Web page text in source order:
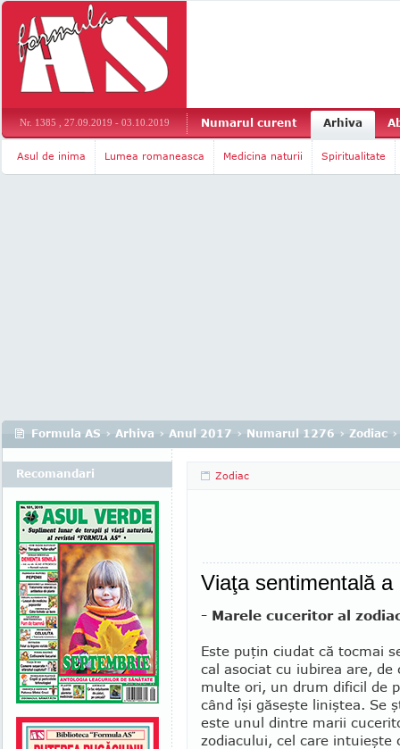
Nr. 1385 , 27.09.2019 - 03.10.2019 Numarul curent Arhiva
Asul de inima Lumea romaneasca Medicina naturii Spiritualitate
Formula AS › Arhiva › Anul 2017 › Numarul 1276 › Zodiac
Zodiac
Viaţa sentimentală a
- Marele cuceritor al
Este puţin ciudat că tocmai
cal asociat cu iubirea are, de
multe ori, un drum dificil de
când îşi găseşte liniştea. Se
este unul dintre marii
zodiacului, cel care intuieşte
Recomandari